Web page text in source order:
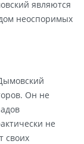
являются
неоспоримых
Он не
не
своих